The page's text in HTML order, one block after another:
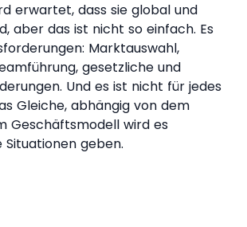
erwartet, dass sie global und
aber das ist nicht so einfach. Es
Marktauswahl,
gesetzliche und
Und es ist nicht für jedes
Gleiche, abhängig von dem
Geschäftsmodell wird es
geben.